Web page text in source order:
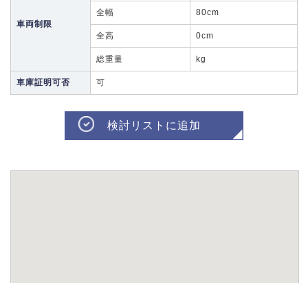
車両制限
全幅 80cm
全高 0cm
総重量 kg
車庫証明可否 可
検討リストに追加